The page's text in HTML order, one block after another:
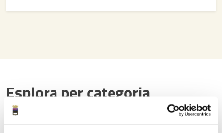
Esplora per categoria